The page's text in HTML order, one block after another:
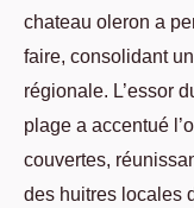
chateau oleron a
faire, consolidant
régionale. L’essor
plage a accentué
couvertes,
des huitres locales